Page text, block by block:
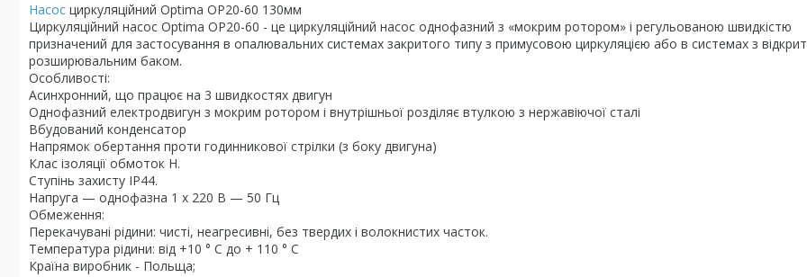
Насос циркуляційний Optima OP20-60 130мм
Циркуляційний насос Optima OP20-60 - це циркуляційний насос однофазний з «мокрим ротором» і регульованою швидкістю
призначений для застосування в опалювальних системах закритого типу з примусовою циркуляцією або в системах з
розширювальним баком.
Особливості:
Асинхронний, що працює на 3 швидкостях двигун
Однофазний електродвигун з мокрим ротором і внутрішньої розділяє втулкою з нержавіючої сталі
Вбудований конденсатор
Напрямок обертання проти годинникової стрілки (з боку двигуна)
Клас ізоляції обмоток H.
Ступінь захисту IP44.
Напруга — однофазна 1 х 220 В — 50 Гц
Обмеження:
Перекачувані рідини: чисті, неагресивні, без твердих і волокнистих часток.
Температура рідини: від +10 ° С до + 110 ° С
Країна виробник - Польща;